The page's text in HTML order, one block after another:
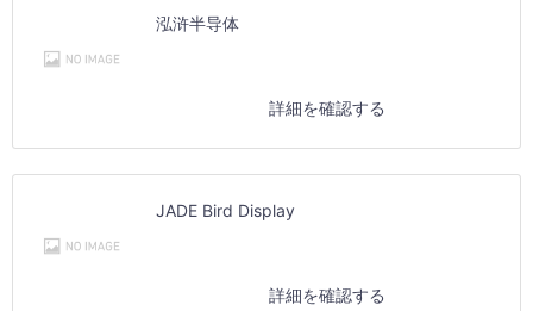
泓浒半导体
詳細を確認する
JADE Bird Display
詳細を確認する